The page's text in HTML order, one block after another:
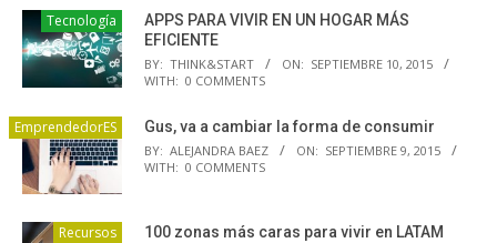
Tecnología
APPS PARA VIVIR EN UN HOGAR MÁS
EFICIENTE
BY: THINK&START ON: SEPTIEMBRE 10, 2015
WITH: 0 COMMENTS
EmprendedorES Gus, va a cambiar la forma de consumir
BY: ALEJANDRA BAEZ ON: SEPTIEMBRE 9, 2015
WITH: 0 COMMENTS
Recursos 100 zonas más caras para vivir en LATAM